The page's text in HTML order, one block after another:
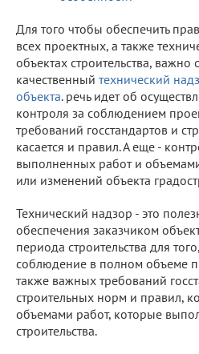
Для того чтобы обеспечить
всех проектных, а также
объектах строительства, важно
качественный технический
объекта. речь идет об
контроля за соблюдением
требований госстандартов и
касается и правил. А еще -
выполненных работ и
или изменений объекта
Технический надзор - это
обеспечения заказчиком
периода строительства для
соблюдение в полном объеме
также важных требований
строительных норм и правил,
объемами работ, которые
строительства.